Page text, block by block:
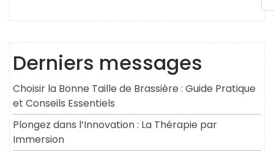
Derniers messages
Choisir la Bonne Taille de Brassière : Guide Pratique
et Conseils Essentiels
Plongez dans l’Innovation : La Thérapie par
Immersion